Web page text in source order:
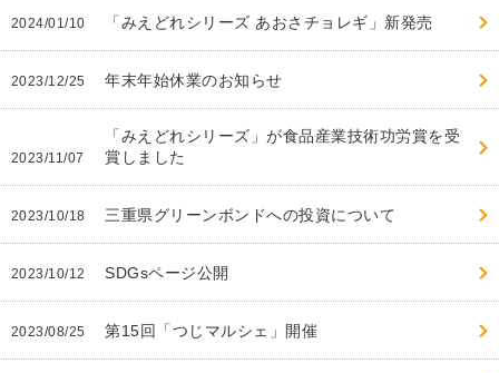
2024/01/10 「みえどれシリーズ あおさチョレギ」新発売
2023/12/25 年末年始休業のお知らせ
2023/11/07
「みえどれシリーズ」が食品産業技術功労賞を受
賞しました
2023/10/18 三重県グリーンボンドへの投資について
2023/10/12 SDGsページ公開
2023/08/25 第15回「つじマルシェ」開催